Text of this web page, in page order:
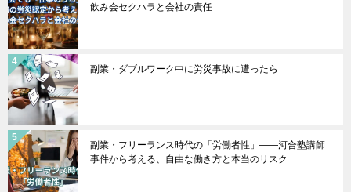
飲み会セクハラと会社の責任
副業・ダブルワーク中に労災事故に遭ったら
副業・フリーランス時代の「労働者性」――河合塾講師
事件から考える、自由な働き方と本当のリスク